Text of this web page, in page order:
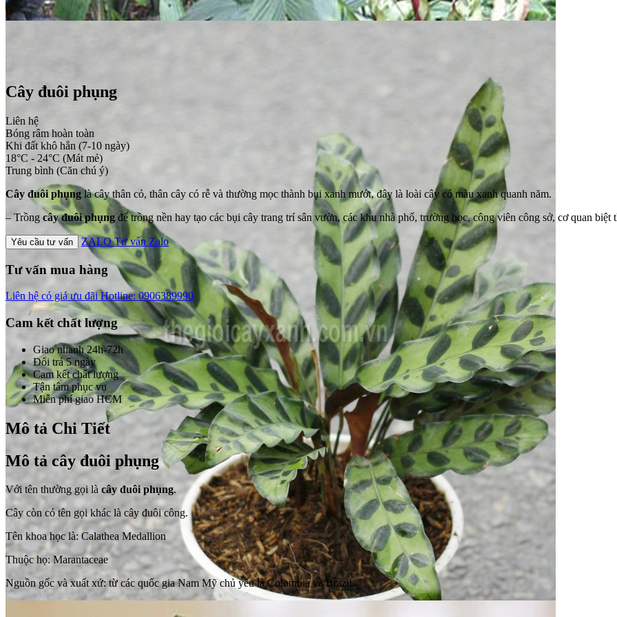
Cây đuôi phụng
Liên hệ
Bóng râm hoàn toàn
Khi đất khô hẳn (7-10 ngày)
18°C - 24°C (Mát mẻ)
Trung bình (Căn chú ý)
Cây đuôi phụnglà cây thân cỏ, thân cây có rễ và thường mọc thành bụi xanh mướt, đây là loài cây có màu xanh quanh năm.
– Trồng cây đuôi phụng để trồng nền hay tạo các bụi cây trang trí sân vườn, các khu nhà phố, trường học, công viên công sở, cơ quan
Yêu cầu tư vấn ZALO Tư vấn Zalo
Tư vấn mua hàng
Liên hệ có giá ưu đãiHotline: 0906389990
Cam kết chất lượng
Giao nhanh 24h-72h
Đổi trả 5 ngày
Cam kết chất lượng
Tận tâm phục vụ
Miễn phí giao HCM
Mô tả Chi Tiết
Mô tả cây đuôi phụng
Với tên thường gọi là cây đuôi phụng.
Cây còn có tên gọi khác là cây đuôi công.
Tên khoa học là: Calathea Medallion
Thuộc họ: Marantaceae
Nguồn gốc và xuất xứ: từ các quốc gia Nam Mỹ chủ yếu là Colombia và Brazil.